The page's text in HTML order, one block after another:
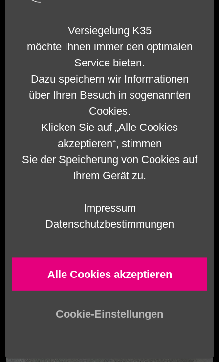
Versiegelung K35
möchte Ihnen immer den optimalen
Service bieten.
Dazu speichern wir Informationen
über Ihren Besuch in sogenannten
Cookies.
Klicken Sie auf „Alle Cookies
akzeptieren“, stimmen
Sie der Speicherung von Cookies auf
Ihrem Gerät zu.
Impressum
Datenschutzbestimmungen
Alle Cookies akzeptieren
Cookie-Einstellungen
Eine mit K35 versiegelte Hauswand.